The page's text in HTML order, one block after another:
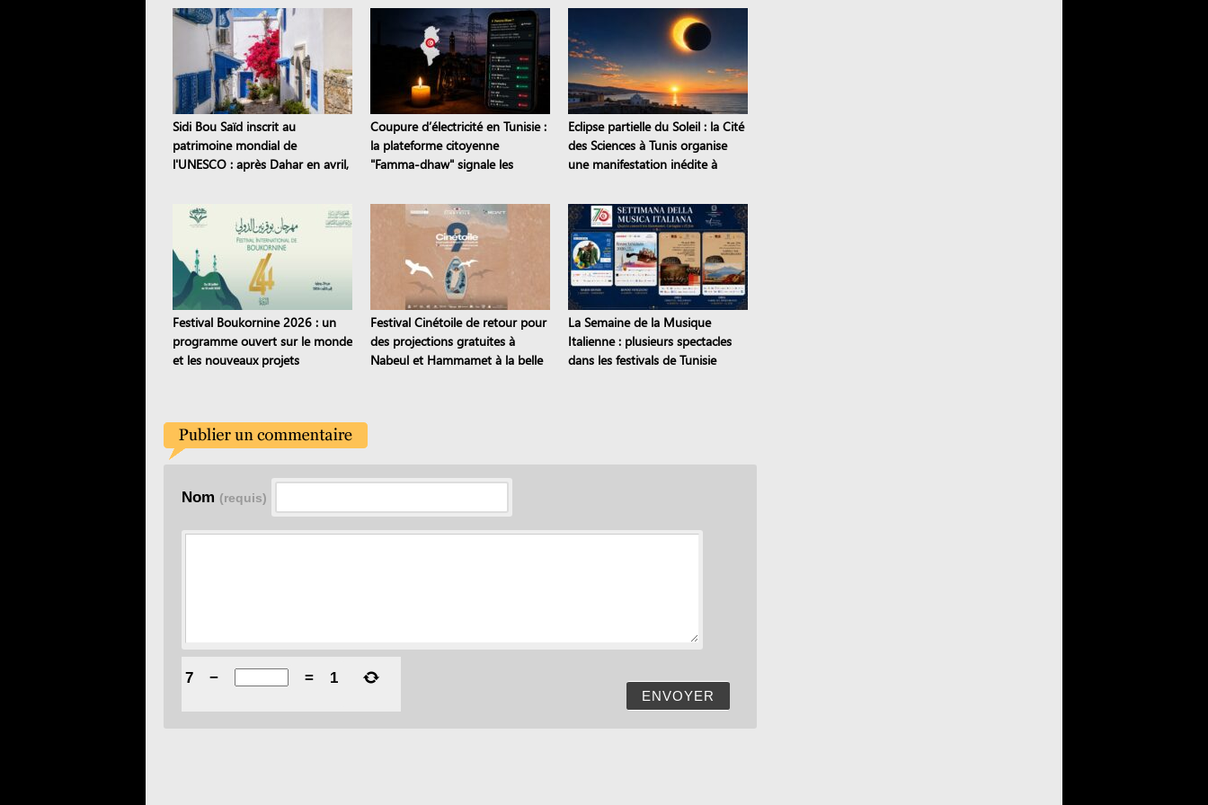
Sidi Bou Saïd inscrit au
patrimoine mondial de
l'UNESCO : après Dahar en avril,
Coupure d’électricité en Tunisie :
la plateforme citoyenne
"Famma-dhaw" signale les
Eclipse partielle du Soleil : la Cité
des Sciences à Tunis organise
une manifestation inédite à
Festival Boukornine 2026 : un
programme ouvert sur le monde
et les nouveaux projets
Festival Cinétoile de retour pour
des projections gratuites à
Nabeul et Hammamet à la belle
La Semaine de la Musique
Italienne : plusieurs spectacles
dans les festivals de Tunisie
Nom (requis)
ENVOYER
7 − = 1